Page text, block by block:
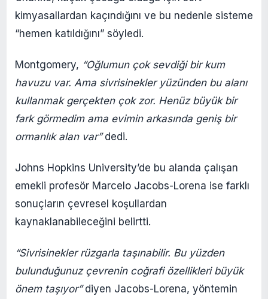
kimyasallardan kaçındığını ve bu nedenle sisteme
“hemen katıldığını” söyledi.
Montgomery, “Oğlumun çok sevdiği bir kum
havuzu var. Ama sivrisinekler yüzünden bu alanı
kullanmak gerçekten çok zor. Henüz büyük bir
fark görmedim ama evimin arkasında geniş bir
ormanlık alan var”dedi.
Johns Hopkins University’de bu alanda çalışan
emekli profesör Marcelo Jacobs-Lorena ise farklı
sonuçların çevresel koşullardan
kaynaklanabileceğini belirtti.
“Sivrisinekler rüzgarla taşınabilir. Bu yüzden
bulunduğunuz çevrenin coğrafi özellikleri büyük
önem taşıyor”diyen Jacobs-Lorena, yöntemin